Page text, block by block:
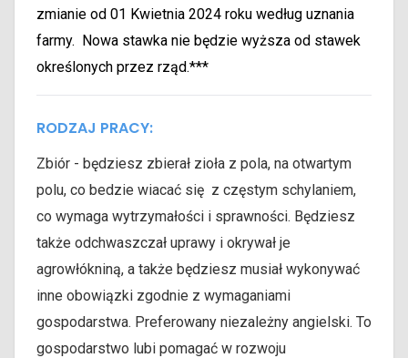
zmianie od 01 Kwietnia 2024 roku według uznania
farmy. Nowa stawka nie będzie wyższa od stawek
określonych przez rząd.***
RODZAJ PRACY:
Zbiór - będziesz zbierał zioła z pola, na otwartym
polu, co bedzie wiacać się z częstym schylaniem,
co wymaga wytrzymałości i sprawności. Będziesz
także odchwaszczał uprawy i okrywał je
agrowłókniną, a także będziesz musiał wykonywać
inne obowiązki zgodnie z wymaganiami
gospodarstwa. Preferowany niezależny angielski. To
gospodarstwo lubi pomagać w rozwoju